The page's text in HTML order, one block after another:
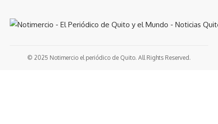
© 2025 Notimercio el periódico de Quito. All Rights Reserved.